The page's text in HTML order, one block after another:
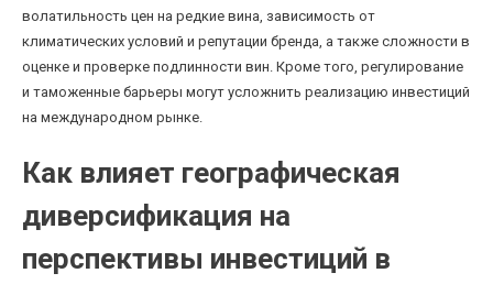
волатильность цен на редкие вина, зависимость от
климатических условий и репутации бренда, а также сложности в
оценке и проверке подлинности вин. Кроме того, регулирование
и таможенные барьеры могут усложнить реализацию инвестиций
на международном рынке.
Как влияет географическая
диверсификация на
перспективы инвестиций в